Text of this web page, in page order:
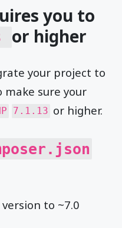
you to
or higher
your project to
make sure your
7.1.13 or higher.
to ~7.0